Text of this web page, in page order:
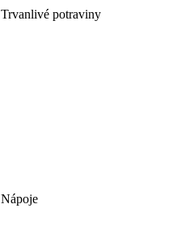
Trvanlivé potraviny
Nápoje